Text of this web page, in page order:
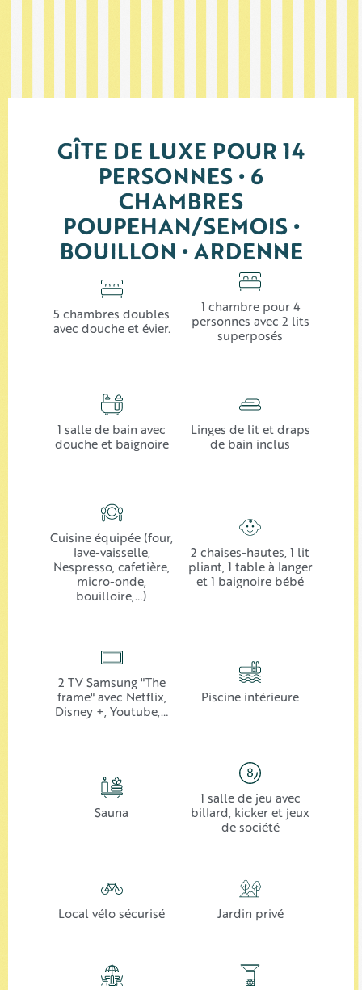
GÎTE DE LUXE POUR 14
PERSONNES • 6
CHAMBRES
POUPEHAN/SEMOIS •
BOUILLON • ARDENNE
5 chambres doubles
avec douche et évier.
1 chambre pour 4
personnes avec 2 lits
superposés
1 salle de bain avec
douche et baignoire
Linges de lit et draps
de bain inclus
Cuisine équipée (four,
lave-vaisselle,
Nespresso, cafetière,
micro-onde,
bouilloire,…)
2 chaises-hautes, 1 lit
pliant, 1 table à langer
et 1 baignoire bébé
2 TV Samsung "The
frame" avec Netflix,
Disney +, Youtube,…
Piscine intérieure
Sauna
1 salle de jeu avec
billard, kicker et jeux
de société
Local vélo sécurisé Jardin privé